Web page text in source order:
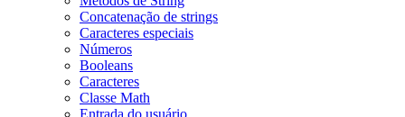
Concatenação de strings
Caracteres especiais
Números
Booleans
Caracteres
Classe Math
Entrada do usuário